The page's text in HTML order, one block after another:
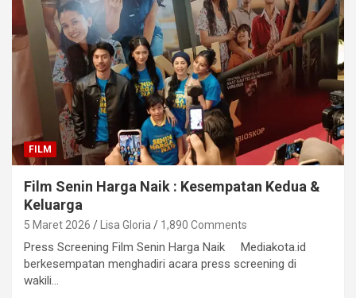
FILM
Film Senin Harga Naik : Kesempatan Kedua &
Keluarga
5 Maret 2026 Lisa Gloria 1,890 Comments
Press Screening Film Senin Harga Naik Mediakota.id
berkesempatan menghadiri acara press screening di
wakili…